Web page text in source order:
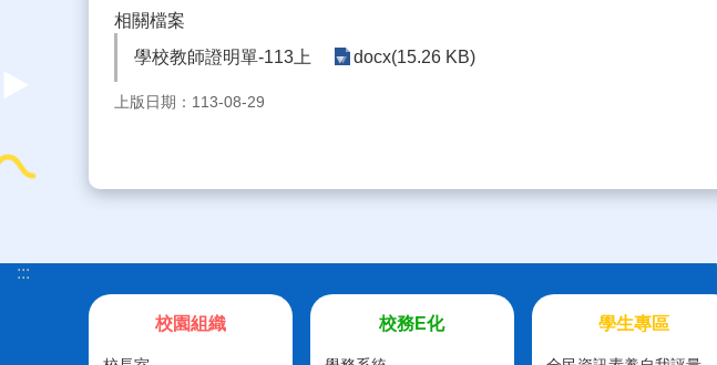
相關檔案
學校教師證明單-113上
docx(15.26 KB)
上版日期：113-08-29
:::
校園組織 校務E化 學生專區